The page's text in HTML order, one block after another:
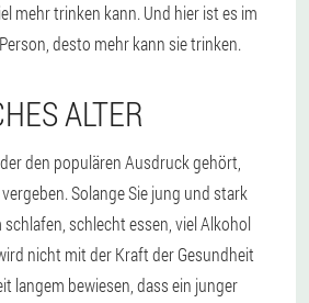
mehr trinken kann. Und hier ist es im
desto mehr kann sie trinken.
ALTER
den populären Ausdruck gehört,
Solange Sie jung und stark
schlecht essen, viel Alkohol
nicht mit der Kraft der Gesundheit
langem bewiesen, dass ein junger